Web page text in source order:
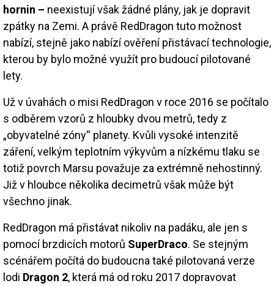
hornin – neexistují však žádné plány, jak je dopravit
zpátky na Zemi. A právě RedDragon tuto možnost
nabízí, stejně jako nabízí ověření přistávací technologie,
kterou by bylo možné využít pro budoucí pilotované
lety.
Už v úvahách o misi RedDragon v roce 2016 se počítalo
s odběrem vzorů z hloubky dvou metrů, tedy z
„obyvatelné zóny“ planety. Kvůli vysoké intenzitě
záření, velkým teplotním výkyvům a nízkému tlaku se
totiž povrch Marsu považuje za extrémně nehostinný.
Již v hloubce několika decimetrů však může být
všechno jinak.
RedDragon má přistávat nikoliv na padáku, ale jen s
pomocí brzdicích motorů SuperDraco. Se stejným
scénářem počítá do budoucna také pilotovaná verze
lodi Dragon 2, která má od roku 2017 dopravovat